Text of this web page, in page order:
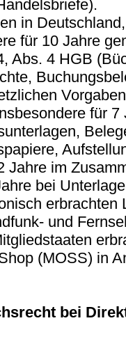
in
für 10 Jahre
Abs. 4 HGB
für 7
Jahre im
bei
erbrachten
und
(MOSS) in
bei